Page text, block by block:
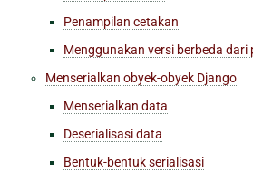
Penampilan cetakan
Menggunakan versi berbeda
Menserialkan obyek-obyek Django
Menserialkan data
Deserialisasi data
Bentuk-bentuk serialisasi